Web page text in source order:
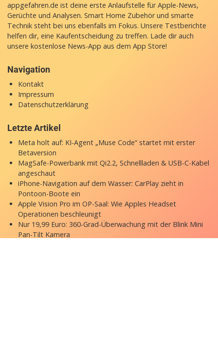
appgefahren.de ist deine erste Anlaufstelle für Apple-News,
Gerüchte und Analysen. Smart Home Zubehör und smarte
Technik steht bei uns ebenfalls im Fokus. Unsere Testberichte
helfen dir, eine Kaufentscheidung zu treffen. Lade dir auch
unsere kostenlose News-App aus dem App Store!
Navigation
Kontakt
Impressum
Datenschutzerklärung
Letzte Artikel
Meta holt auf: KI-Agent „Muse Code“ startet mit erster
Betaversion
MagSafe-Powerbank mit Qi2.2, Schnellladen & USB-C-Kabel
angeschaut
iPhone-Navigation auf dem Wasser: CarPlay zieht in
Pontoon-Boote ein
Apple Vision Pro im OP-Saal: Wie Apples Headset
Operationen beschleunigt
Nur 19,99 Euro: 360-Grad-Überwachung mit der Blink Mini
Pan-Tilt Kamera